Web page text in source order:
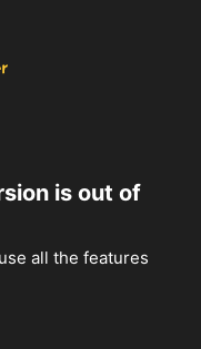
is out of
all the features